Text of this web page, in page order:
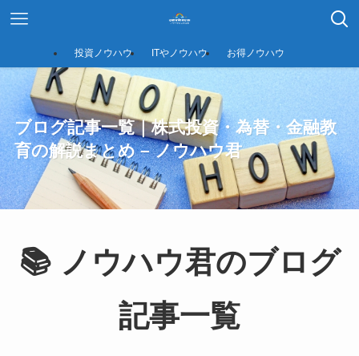
投資ノウハウ ITやノウハウ お得ノウハウ
ブログ記事一覧｜株式投資・為替・金融教
育の解説まとめ – ノウハウ君
📚 ノウハウ君のブログ
記事一覧